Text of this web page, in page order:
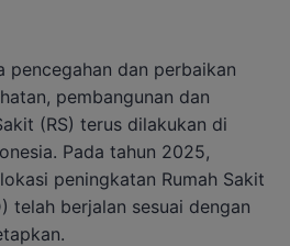
pencegahan dan perbaikan
pembangunan dan
(RS) terus dilakukan di
Pada tahun 2025,
peningkatan Rumah Sakit
telah berjalan sesuai dengan